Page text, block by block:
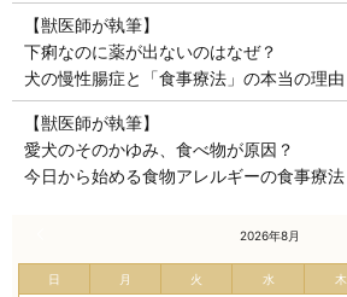
【獣医師が執筆】
下痢なのに薬が出ないのはなぜ？
犬の慢性腸症と「食事療法」の本当の理由
【獣医師が執筆】
愛犬のそのかゆみ、食べ物が原因？
今日から始める食物アレルギーの食事療法
2026年8月
日 月 火 水 木